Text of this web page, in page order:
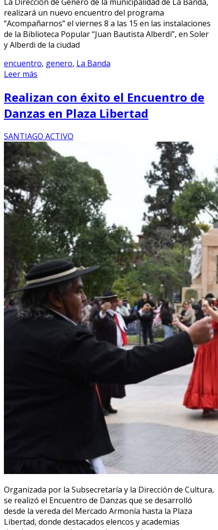
realizará un nuevo encuentro del programa
“Acompañarnos” el viernes 8 a las 15 en las instalaciones
de la Biblioteca Popular “Juan Bautista Alberdi”, en Soler
y Alberdi de la ciudad
encuentro, genero, La Banda
Leer más
Realizan con éxito el Encuentro de
Danzas en Plaza Libertad
SANTIAGO ACTIVO
Organizada por la Subsecretaría y la Dirección de Cultura,
se realizó el Encuentro de Danzas que se desarrolló
desde la vereda del Mercado Armonía hasta la Plaza
Libertad, donde destacados elencos y academias